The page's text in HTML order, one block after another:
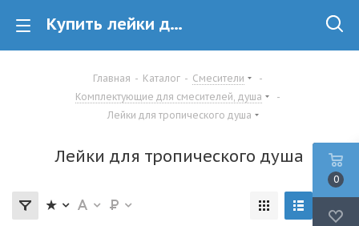
Купить лейки для тропического душа в Минске
Главная - Каталог - Смесители
-
Комплектующие для смесителей, душа
-
Лейки для тропического душа
Лейки для тропического душа
0